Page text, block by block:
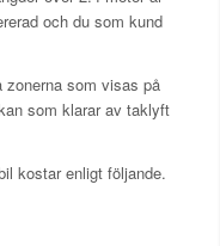
och du som kund
zonerna som visas på
som klarar av taklyft
kostar enligt följande.